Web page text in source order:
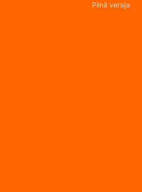
Pilnā versija